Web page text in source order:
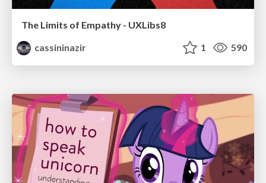
The Limits of Empathy - UXLibs8
cassininazir
1 590